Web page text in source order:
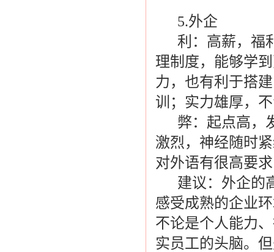
5.外企
利：高薪，福
理制度，能够学
力，也有利于搭
训；实力雄厚，
弊：起点高，
激烈，神经随时
对外语有很高要
建议：外企的
感受成熟的企业
不论是个人能力
实员工的头脑。